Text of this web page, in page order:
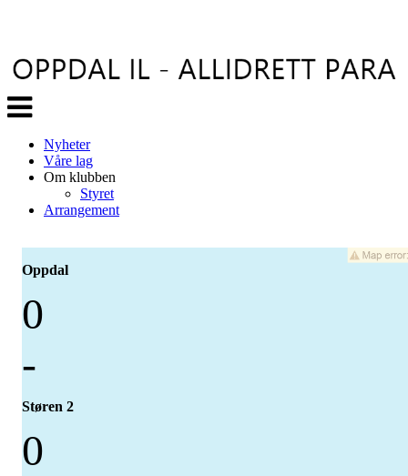
Veksle
navigasjon
Nyheter
Våre lag
Om klubben
Styret
Arrangement
Oppdal
0
-
Støren 2
0